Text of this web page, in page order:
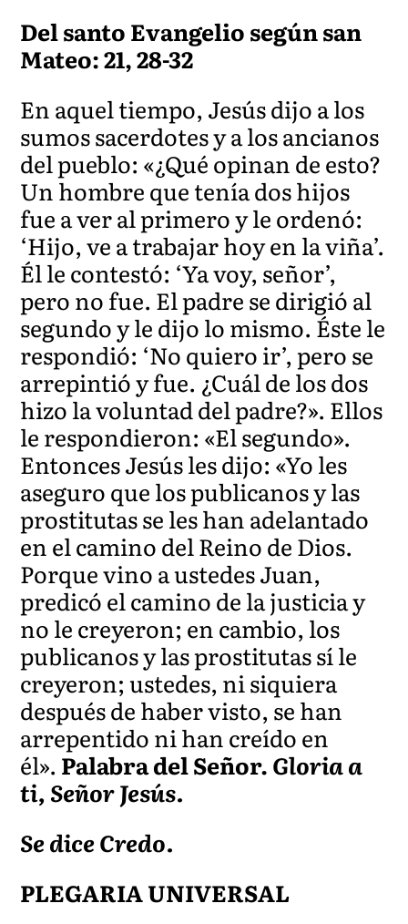
Del santo Evangelio según san
Mateo: 21, 28-32
En aquel tiempo, Jesús dijo a los
sumos sacerdotes y a los ancianos
del pueblo: «¿Qué opinan de esto?
Un hombre que tenía dos hijos
fue a ver al primero y le ordenó:
‘Hijo, ve a trabajar hoy en la viña’.
Él le contestó: ‘Ya voy, señor’,
pero no fue. El padre se dirigió al
segundo y le dijo lo mismo. Éste le
respondió: ‘No quiero ir’, pero se
arrepintió y fue. ¿Cuál de los dos
hizo la voluntad del padre?». Ellos
le respondieron: «El segundo».
Entonces Jesús les dijo: «Yo les
aseguro que los publicanos y las
prostitutas se les han adelantado
en el camino del Reino de Dios.
Porque vino a ustedes Juan,
predicó el camino de la justicia y
no le creyeron; en cambio, los
publicanos y las prostitutas sí le
creyeron; ustedes, ni siquiera
después de haber visto, se han
arrepentido ni han creído en
él». Palabra del Señor.Gloria a
ti, Señor Jesús.
Se dice Credo.
PLEGARIA UNIVERSAL